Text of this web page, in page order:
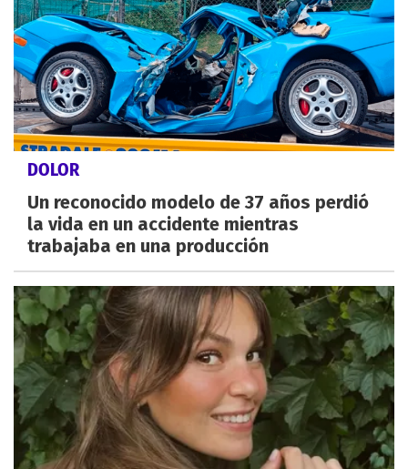
DOLOR
Un reconocido modelo de 37 años perdió
la vida en un accidente mientras
trabajaba en una producción